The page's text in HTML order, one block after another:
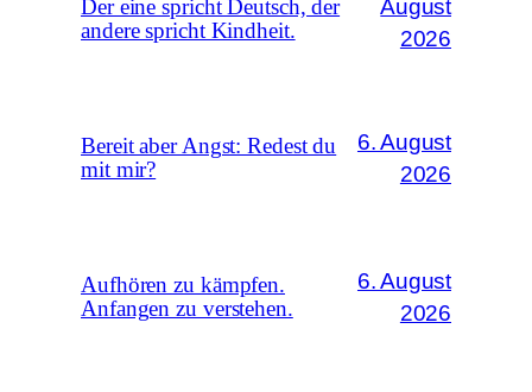
Der eine spricht Deutsch, der
andere spricht Kindheit.
August
2026
Bereit aber Angst: Redest du
mit mir?
6. August
2026
Aufhören zu kämpfen.
Anfangen zu verstehen.
6. August
2026